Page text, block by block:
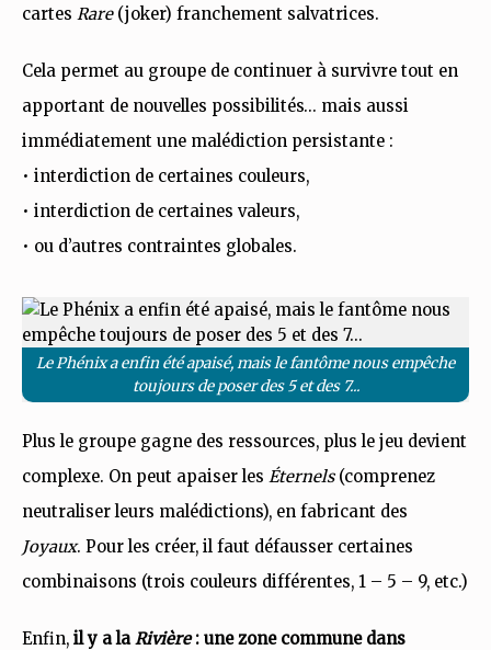
cartes Rare(joker) franchement salvatrices.
Cela permet au groupe de continuer à survivre tout en
apportant de nouvelles possibilités… mais aussi
immédiatement une malédiction persistante :
• interdiction de certaines couleurs,
• interdiction de certaines valeurs,
• ou d’autres contraintes globales.
Le Phénix a enfin été apaisé, mais le fantôme nous empêche
toujours de poser des 5 et des 7...
Plus le groupe gagne des ressources, plus le jeu devient
complexe. On peut apaiser les Éternels(comprenez
neutraliser leurs malédictions), en fabricant des
Joyaux. Pour les créer, il faut défausser certaines
combinaisons (trois couleurs différentes, 1 – 5 – 9, etc.)
Enfin, il y a laRivière: une zone commune dans